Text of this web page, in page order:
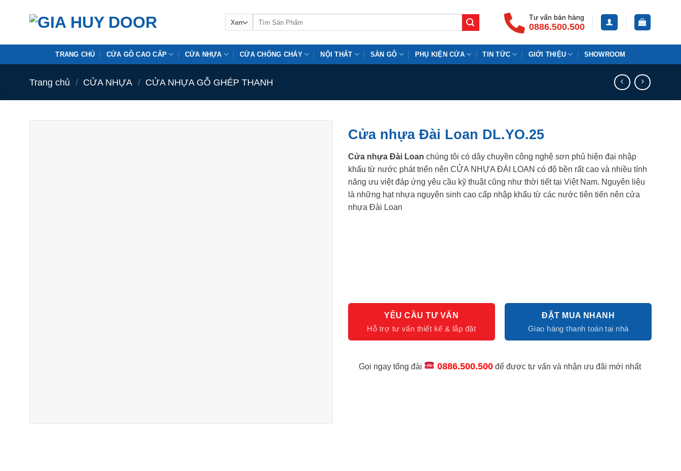
Tư vấn bán hàng
0886.500.500
TRANG CHỦ CỬA GỖ CAO CẤP CỬA NHỰA CỬA CHỐNG CHÁY NỘI THẤT SÀN GỖ PHỤ KIỆN CỬA TIN TỨC GIỚI THIỆU SHOWROOM
Trang chủ / CỬA NHỰA / CỬA NHỰA GỖ GHÉP THANH
Cửa nhựa Đài Loan DL.YO.25
Cửa nhựa Đài Loan chúng tôi có dây chuyền công nghệ sơn phủ hiện đại nhập
khẩu từ nước phát triển nên CỬA NHỰA ĐÀI LOAN có độ bền rất cao và nhiều tính
năng ưu việt đáp ứng yêu cầu kỹ thuật cũng như thời tiết tại Việt Nam. Nguyên liệu
là những hạt nhựa nguyên sinh cao cấp nhập khẩu từ các nước tiên tiến nên cửa
nhựa Đài Loan
YÊU CẦU TƯ VẤN ĐẶT MUA NHANH
Gọi ngay tổng đài 0886.500.500để được tư vấn và nhận ưu đãi mới nhất